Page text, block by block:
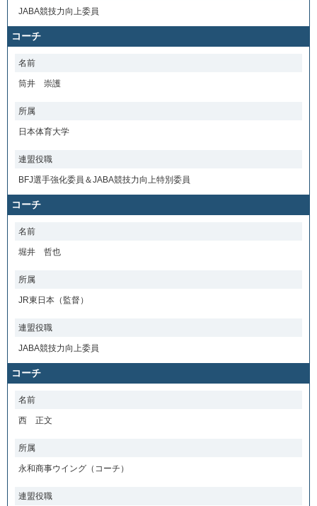
JABA競技力向上委員
コーチ
名前
筒井 崇護
所属
日本体育大学
連盟役職
BFJ選手強化委員＆JABA競技力向上特別委員
コーチ
名前
堀井 哲也
所属
JR東日本（監督）
連盟役職
JABA競技力向上委員
コーチ
名前
西 正文
所属
永和商事ウイング（コーチ）
連盟役職